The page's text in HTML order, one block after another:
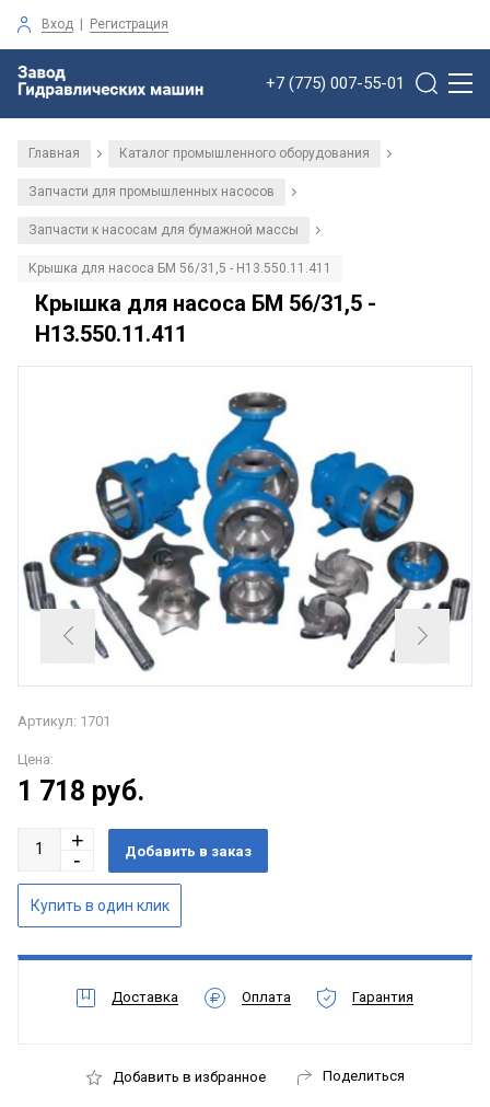
Вход | Регистрация
+7 (775) 007-55-01
Главная / Каталог промышленного оборудования /
Запчасти для промышленных насосов /
Запчасти к насосам для бумажной массы /
Крышка для насоса БМ 56/31,5 - Н13.550.11.411
Крышка для насоса БМ 56/31,5 -
Н13.550.11.411
Артикул: 1701
Цена:
1 718 руб.
Доставка Оплата Гарантия
Добавить в избранное Поделиться